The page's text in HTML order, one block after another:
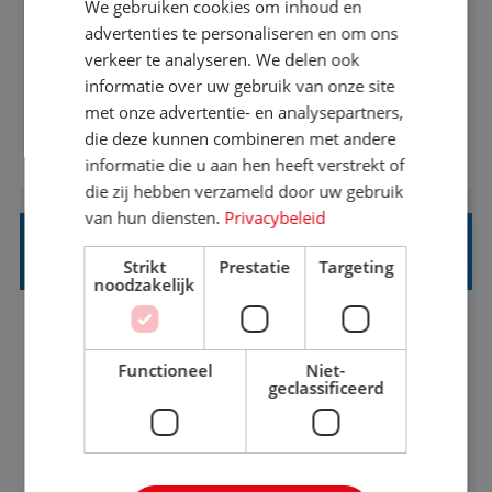
Met jouw ervaring in de reisbranche of
achtergrond in toerisme ben je klaar voor de
volgende stap. Vanaf je stoel reis je de hele
wereld over en speel je moeiteloos in op de
wensen van je team, je klant en wat er in de
reiswereld gebeurt. Met je enthousiasme weet je
klanten te overtuigen om die droomreis te
boeken! ...
BEKIJK VACATURE
REISADVISEUR ALLROUND
Aalsmeer, Noord-Holland, Nederland
33-36 uur
MBO
Een vakantie plannen is het leukste dat er is. Of
het nu voor jezelf is, of voor een ander: jij vindt
We gebruiken cookies om inhoud en
advertenties te personaliseren en om ons
verkeer te analyseren. We delen ook
informatie over uw gebruik van onze site
met onze advertentie- en analysepartners,
die deze kunnen combineren met andere
informatie die u aan hen heeft verstrekt of
die zij hebben verzameld door uw gebruik
van hun diensten. Privacybeleid
Strikt
noodzakelijk
Prestatie Targeting
Functioneel
Niet-
geclassificeerd